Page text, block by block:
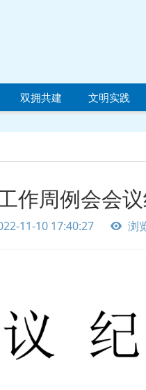
双拥共建 文明实践
作周例会会议
11-10 17:40:27 浏